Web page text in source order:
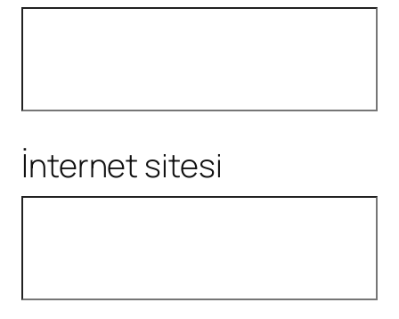
İnternet sitesi